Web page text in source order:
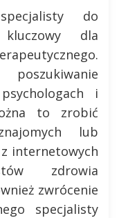
do
dla
i
to zrobić
lub
internetowych
zdrowia
zwrócenie
specjalisty